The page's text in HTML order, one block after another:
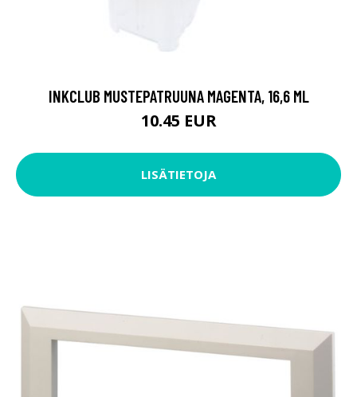
INKCLUB MUSTEPATRUUNA MAGENTA, 16,6 ML
10.45 EUR
LISÄTIETOJA